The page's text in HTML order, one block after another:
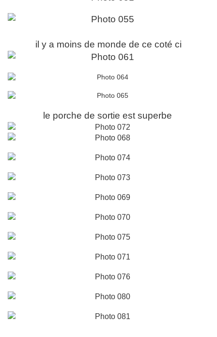
il y a moins de monde de ce coté ci
le porche de sortie est superbe